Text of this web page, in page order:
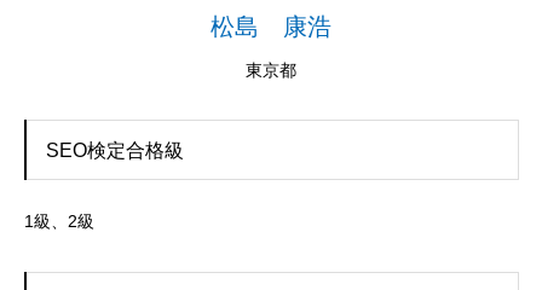
松島 康浩
東京都
SEO検定合格級
1級、2級